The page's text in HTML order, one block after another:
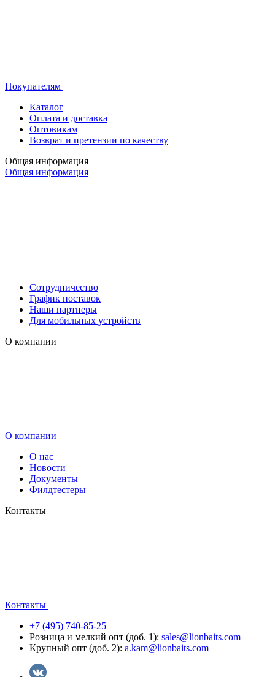
Покупателям
Каталог
Оплата и доставка
Оптовикам
Возврат и претензии по качеству
Общая информация
Общая информация
Сотрудничество
График поставок
Наши партнеры
Для мобильных устройств
О компании
О компании
О нас
Новости
Документы
Филдтестеры
Контакты
Контакты
+7 (495) 740-85-25
Розница и мелкий опт (доб. 1): sales@lionbaits.com
Крупный опт (доб. 2): a.kam@lionbaits.com